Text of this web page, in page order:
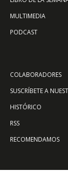
MULTIMEDIA
PODCAST
COLABORADORES
SUSCRÍBETE A
HISTÓRICO
RSS
RECOMENDAMOS